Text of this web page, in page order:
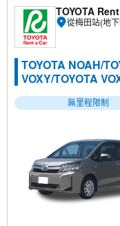
TOYOTA
從梅田站(地
TOYOTA NOAH/
VOXY/TOYOTA
無里程限制